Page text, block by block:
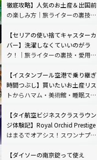
徹底攻略】人気のお土産＆出国前
の楽しみ方｜旅ライターの裏技・
【セリアの使い捨てキャスターカ
バー】洗濯しなくていいのがラ
ク！｜旅ライターの裏技・愛用品
【イスタンブール空港で乗り継ぎ
時間つぶし】買いたいお土産リス
トからハマム・美術館・睡眠スポ
【タイ航空ビジネスクラスラウン
ジ体験記】Royal Orchid Prestige
はまるでオアシス！スワンナプー
【ダイソーの南京錠って使え